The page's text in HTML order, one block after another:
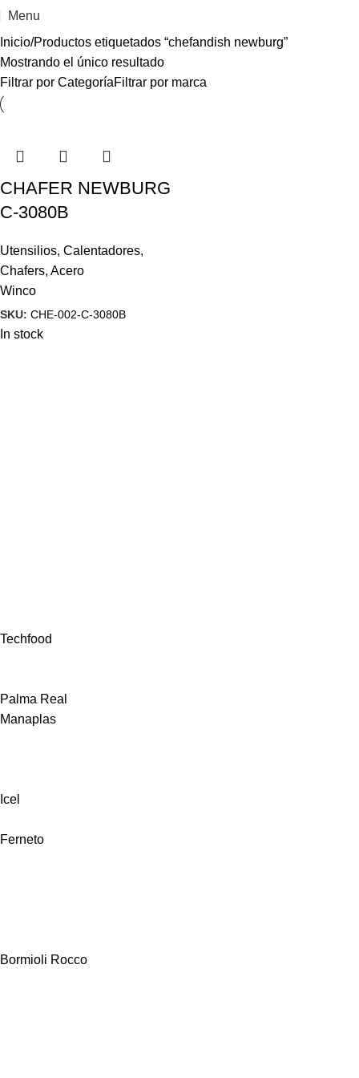
Menu
Inicio Productos etiquetados “chefandish newburg”
Mostrando el único resultado
Filtrar por CategoríaFiltrar por marca
CHAFER NEWBURG
C-3080B
Utensilios, Calentadores,
Chafers, Acero
Winco
SKU: CHE-002-C-3080B
In stock
Techfood
Palma Real
Manaplas
Icel
Ferneto
Bormioli Rocco